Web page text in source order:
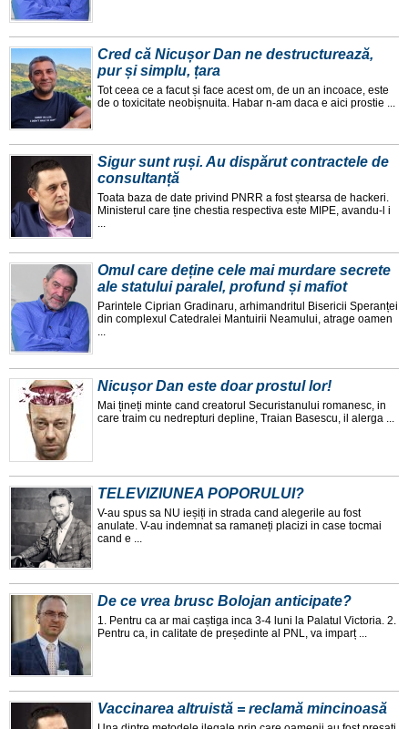
Cred că Nicușor Dan ne destructurează,
pur și simplu, țara
Tot ceea ce a facut și face acest om, de un an incoace, este
de o toxicitate neobișnuita. Habar n-am daca e aici prostie ...
Sigur sunt ruși. Au dispărut contractele de
consultanță
Toata baza de date privind PNRR a fost ștearsa de hackeri.
Ministerul care ține chestia respectiva este MIPE, avandu-l i
...
Omul care deține cele mai murdare secrete
ale statului paralel, profund și mafiot
Parintele Ciprian Gradinaru, arhimandritul Bisericii Speranței
din complexul Catedralei Mantuirii Neamului, atrage oamen
...
Nicușor Dan este doar prostul lor!
Mai țineți minte cand creatorul Securistanului romanesc, in
care traim cu nedrepturi depline, Traian Basescu, il alerga ...
TELEVIZIUNEA POPORULUI?
V-au spus sa NU ieșiți in strada cand alegerile au fost
anulate. V-au indemnat sa ramaneți placizi in case tocmai
cand e ...
De ce vrea brusc Bolojan anticipate?
1. Pentru ca ar mai caștiga inca 3-4 luni la Palatul Victoria. 2.
Pentru ca, in calitate de președinte al PNL, va imparț ...
Vaccinarea altruistă = reclamă mincinoasă